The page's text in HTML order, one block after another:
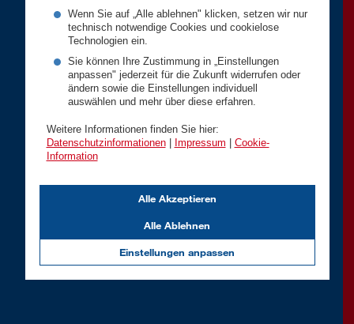
Wenn Sie auf „Alle ablehnen" klicken, setzen wir nur
technisch notwendige Cookies und cookielose
Technologien ein.
Sie können Ihre Zustimmung in „Einstellungen
anpassen" jederzeit für die Zukunft widerrufen oder
ändern sowie die Einstellungen individuell
auswählen und mehr über diese erfahren.
Weitere Informationen finden Sie hier:
Datenschutzinformationen| Impressum
Cookie-
Information
Einstellungen anpassen
Alle Ablehnen
Alle Akzeptieren